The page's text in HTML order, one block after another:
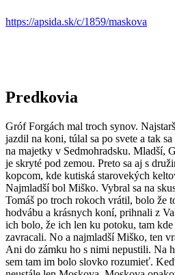
https://apsida.sk/c/1859/maskova
Predkovia
Gróf Forgách mal troch synov.
jazdil na koni, túlal sa po svete a tak
na majetky v Sedmohradsku. Mladší,
je skryté pod zemou. Preto sa aj s
kopcom, kde kutiská starovekých
Najmladší bol Miško. Vybral sa na
Tomáš po troch rokoch vrátil, bolo že
hodvábu a krásnych koní, prihnali z
ich bolo, že ich len ku potoku, tam kde
zavracali. No a najmladší Miško, ten
Ani do zámku ho s nimi nepustili. Na
sem tam im bolo slovko rozumieť.